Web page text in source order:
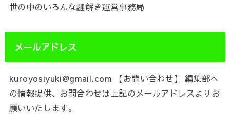
世の中のいろんな謎解き運営事務局
メールアドレス
kuroyosiyuki@gmail.com 【お問い合わせ】 編集部へ
の情報提供、お問合わせは上記のメールアドレスよりお
願いいたします。